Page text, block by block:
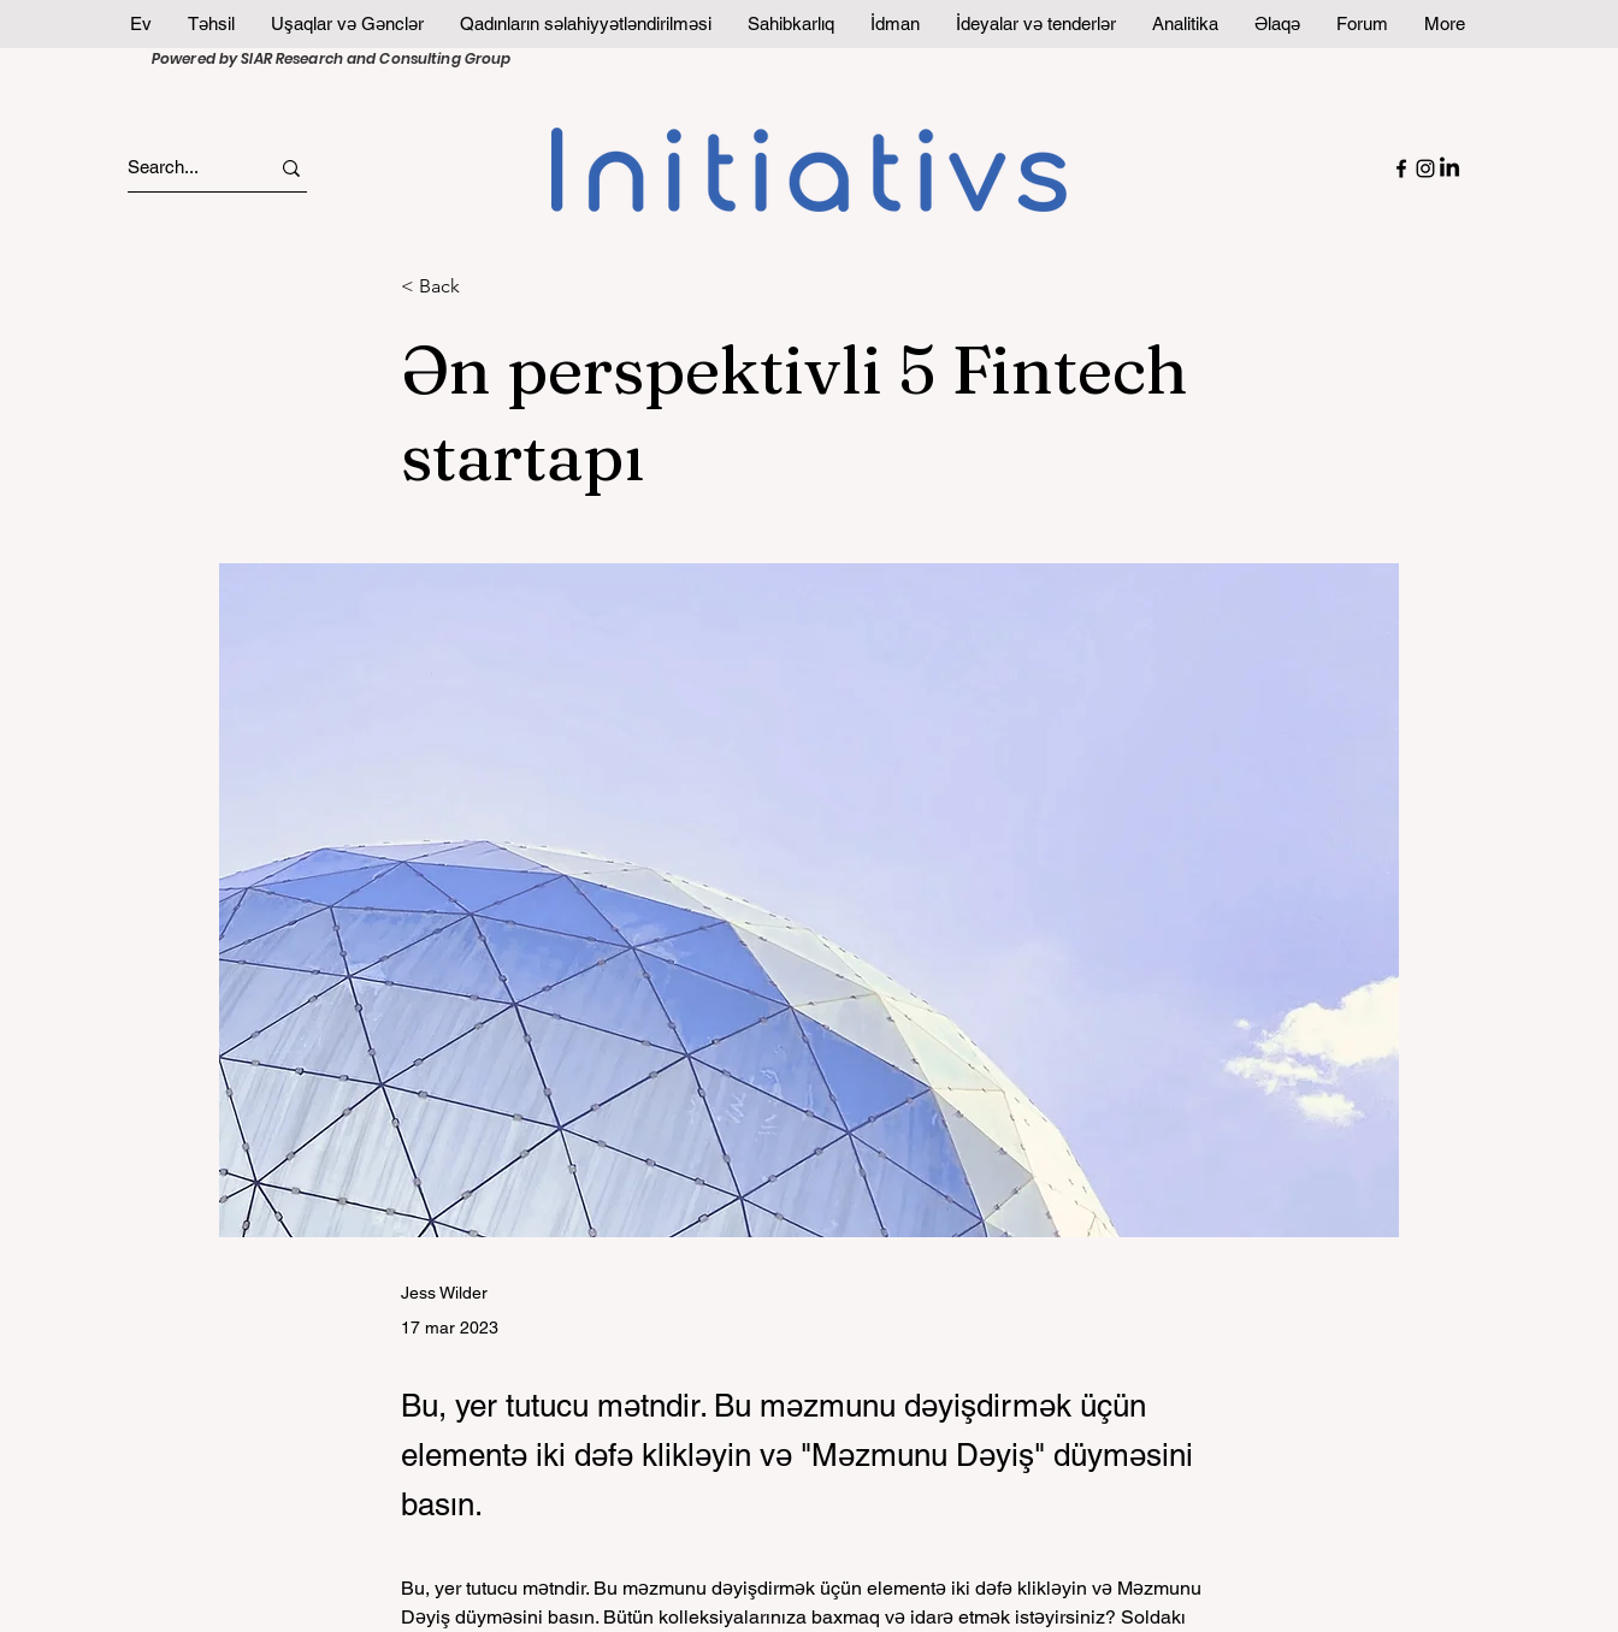
Ev Təhsil Uşaqlar və Gənclər Qadınların səlahiyyətləndirilməsi Sahibkarlıq İdman İdeyalar və tenderlər Analitika Əlaqə Forum
More
Powered by SIAR Research and Consulting Group
< Back
Ən perspektivli 5 Fintech
startapı
Jess Wilder
17 mar 2023
Bu, yer tutucu mətndir. Bu məzmunu dəyişdirmək üçün
elementə iki dəfə klikləyin və "Məzmunu Dəyiş" düyməsini
basın.
Bu, yer tutucu mətndir. Bu məzmunu dəyişdirmək üçün elementə iki dəfə klikləyin və Məzmunu
Dəyiş düyməsini basın. Bütün kolleksiyalarınıza baxmaq və idarə etmək istəyirsiniz? Soldakı